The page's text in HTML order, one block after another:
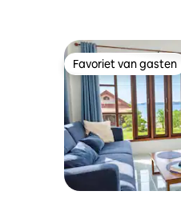
Favoriet van gasten
Favoriet van gasten